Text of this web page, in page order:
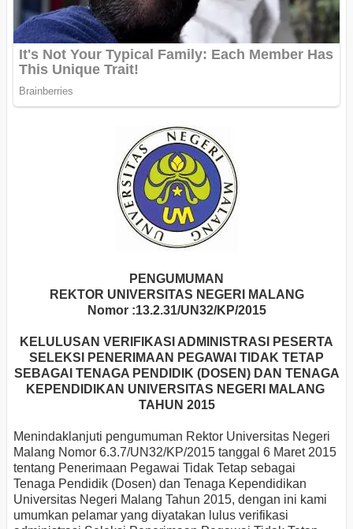
PENGUMUMAN
REKTOR UNIVERSITAS NEGERI MALANG
Nomor :13.2.31/UN32/KP/2015
KELULUSAN VERIFIKASI ADMINISTRASI PESERTA
SELEKSI PENERIMAAN PEGAWAI TIDAK TETAP
SEBAGAI TENAGA PENDIDIK (DOSEN) DAN TENAGA
KEPENDIDIKAN UNIVERSITAS NEGERI MALANG
TAHUN 2015
Menindaklanjuti pengumuman Rektor Universitas Negeri
Malang Nomor 6.3.7/UN32/KP/2015 tanggal 6 Maret 2015
tentang Penerimaan Pegawai Tidak Tetap sebagai
Tenaga Pendidik (Dosen) dan Tenaga Kependidikan
Universitas Negeri Malang Tahun 2015, dengan ini kami
umumkan pelamar yang diyatakan lulus verifikasi